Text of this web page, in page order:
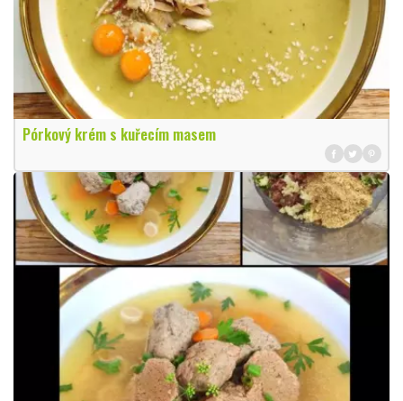
Pórkový krém s kuřecím masem